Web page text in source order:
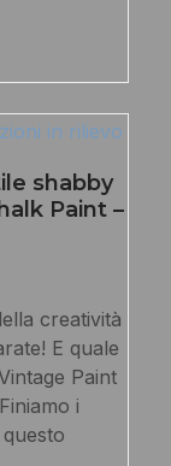
shabby
Paint –
creatività
E quale
Paint
i